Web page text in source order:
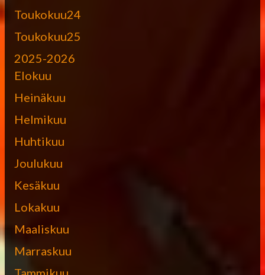
Toukokuu24
Toukokuu25
2025-2026
Elokuu
Heinäkuu
Helmikuu
Huhtikuu
Joulukuu
Kesäkuu
Lokakuu
Maaliskuu
Marraskuu